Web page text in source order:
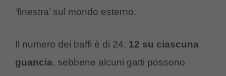
‘finestra’ sul mondo esterno.
Il numero dei baffi è di 24, 12 su ciascuna
guancia, sebbene alcuni gatti possono